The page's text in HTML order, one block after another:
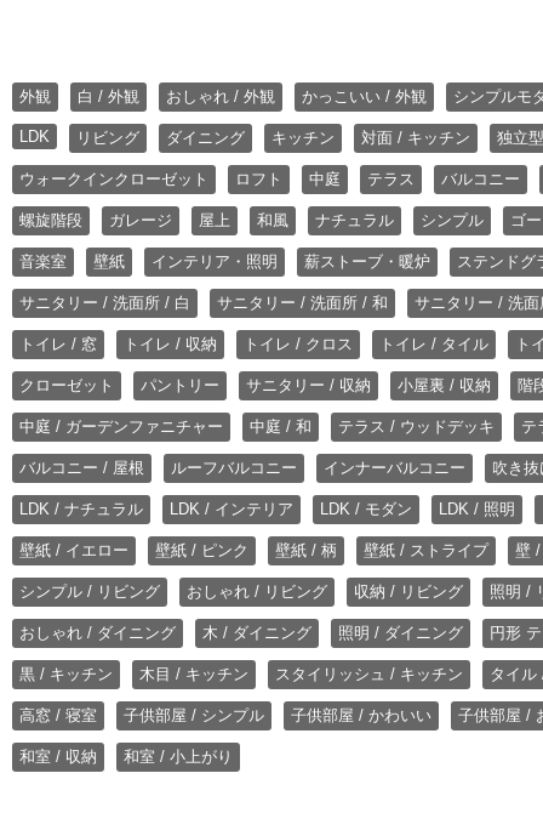
外観 白 / 外観 おしゃれ / 外観 かっこいい / 外観 シンプルモ
LDK リビング ダイニング キッチン 対面 / キッチン 独立
ウォークインクローゼット ロフト 中庭 テラス バルコニー
螺旋階段 ガレージ 屋上 和風 ナチュラル シンプル ゴ
音楽室 壁紙 インテリア・照明 薪ストーブ・暖炉 ステンドグ
サニタリー / 洗面所 / 白 サニタリー / 洗面所 / 和 サニタリー / 洗
トイレ / 窓 トイレ / 収納 トイレ / クロス トイレ / タイル ト
クローゼット パントリー サニタリー / 収納 小屋裏 / 収納 階
中庭 / ガーデンファニチャー 中庭 / 和 テラス / ウッドデッキ テ
バルコニー / 屋根 ルーフバルコニー インナーバルコニー 吹き
LDK / ナチュラル LDK / インテリア LDK / モダン LDK / 照明
壁紙 / イエロー 壁紙 / ピンク 壁紙 / 柄 壁紙 / ストライプ 壁
シンプル / リビング おしゃれ / リビング 収納 / リビング 照明 /
おしゃれ / ダイニング 木 / ダイニング 照明 / ダイニング 円形
黒 / キッチン 木目 / キッチン スタイリッシュ / キッチン タイル
高窓 / 寝室 子供部屋 / シンプル 子供部屋 / かわいい 子供部屋 /
和室 / 収納 和室 / 小上がり